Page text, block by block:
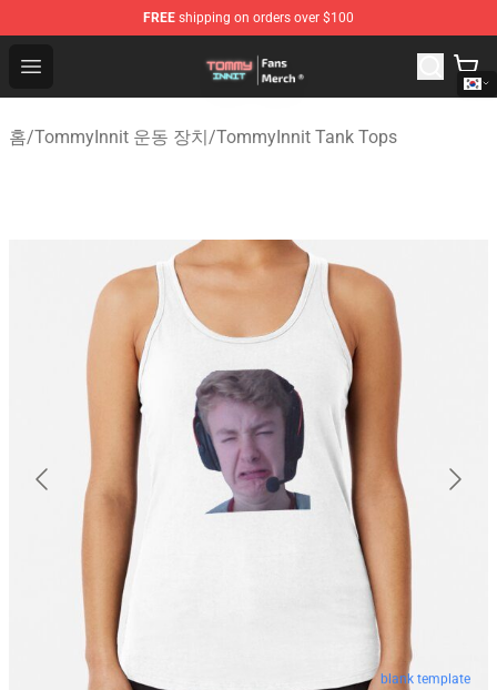
FREE shipping on orders over $100
Open menu
TommyInnit Store - Official TommyInnit Merchandise
홈/TommyInnit 운동 장치/TommyInnit Tank Tops
blank template